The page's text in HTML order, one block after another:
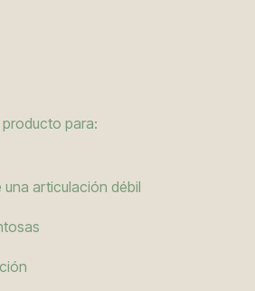
para:
articulación débil